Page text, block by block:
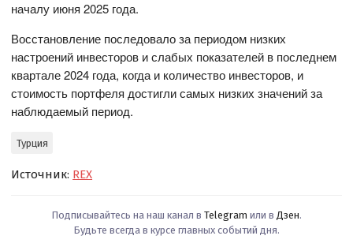
началу июня 2025 года.
Восстановление последовало за периодом низких
настроений инвесторов и слабых показателей в последнем
квартале 2024 года, когда и количество инвесторов, и
стоимость портфеля достигли самых низких значений за
наблюдаемый период.
Турция
Источник: REX
Подписывайтесь на наш канал в Telegram или в Дзен.
Будьте всегда в курсе главных событий дня.